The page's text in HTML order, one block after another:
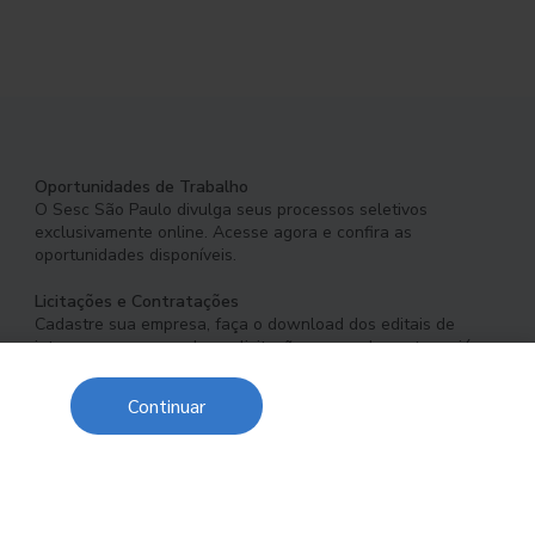
Oportunidades de Trabalho
O Sesc São Paulo divulga seus processos seletivos
exclusivamente online. Acesse agora e confira as
oportunidades disponíveis.
Licitações e Contratações
Cadastre sua empresa, faça o download dos editais de
interesse e acompanhe as licitações em andamento ou já
Continuar